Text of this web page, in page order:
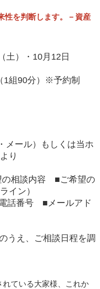
性を判断します。－資産
）・10月12日
組90分）※予約制
メール）もしくは当ホ
り
相談内容 ■ご希望の
イン）
番号 ■メールアド
うえ、ご相談日程を調
ている大家様、これか